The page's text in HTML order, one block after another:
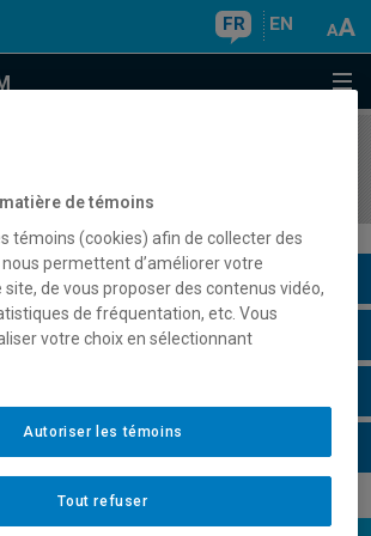
FR EN
de témoins
témoins (cookies) afin de collecter des
permettent d’améliorer votre
site, de vous proposer des contenus vidéo,
de fréquentation, etc. Vous
votre choix en sélectionnant
Tout refuser
Autoriser les témoins